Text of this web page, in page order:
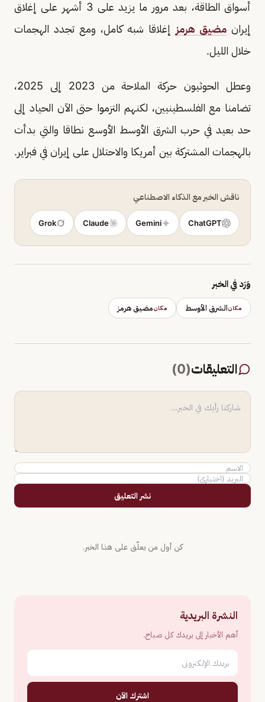
أسواق الطاقة، بعد مرور ما يزيد على 3 أشهر على إغلاق
إيران مضيق هرمز إغلاقا شبه كامل، ومع تجدد الهجمات
خلال الليل.
وعطل الحوثيون حركة الملاحة من 2023 إلى 2025،
تضامنا مع الفلسطينيين، لكنهم التزموا حتى الآن الحياد إلى
حد بعيد في حرب الشرق الأوسط الأوسع نطاقا والتي بدأت
بالهجمات المشتركة بين أمريكا والاحتلال على إيران في فبراير.
ناقش الخبر مع الذكاء الاصطناعي
ChatGPT
Gemini
Claude
Grok
وَرَد في الخبر
مكانالشرق الأوسط مكانمضيق هرمز
التعليقات(
0
)
نشر التعليق
كن أول من يعلّق على هذا الخبر.
النشرة البريدية
أهم الأخبار إلى بريدك كل صباح.
اشترك الآن